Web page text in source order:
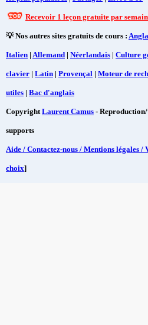
Recevoir 1 leçon gratuite par
💡 Nos autres sites gratuits de cours :
Italien | Allemand | Néerlandais | Culture
clavier | Latin | Provençal | Moteur de
utiles | Bac d'anglais
CopyrightLaurent Camus -
supports
Aide / Contactez-nous / Mentions légales /
choix]